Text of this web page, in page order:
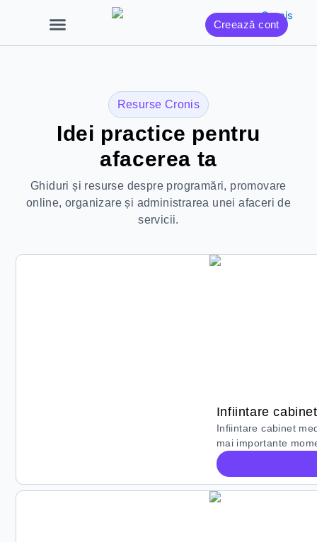
Creează cont
Resurse Cronis
Idei practice pentru
afacerea ta
Ghiduri și resurse despre programări, promovare
online, organizare și administrarea unei afaceri de
servicii.
Infiintare
Infiintare cabinet
mai importante